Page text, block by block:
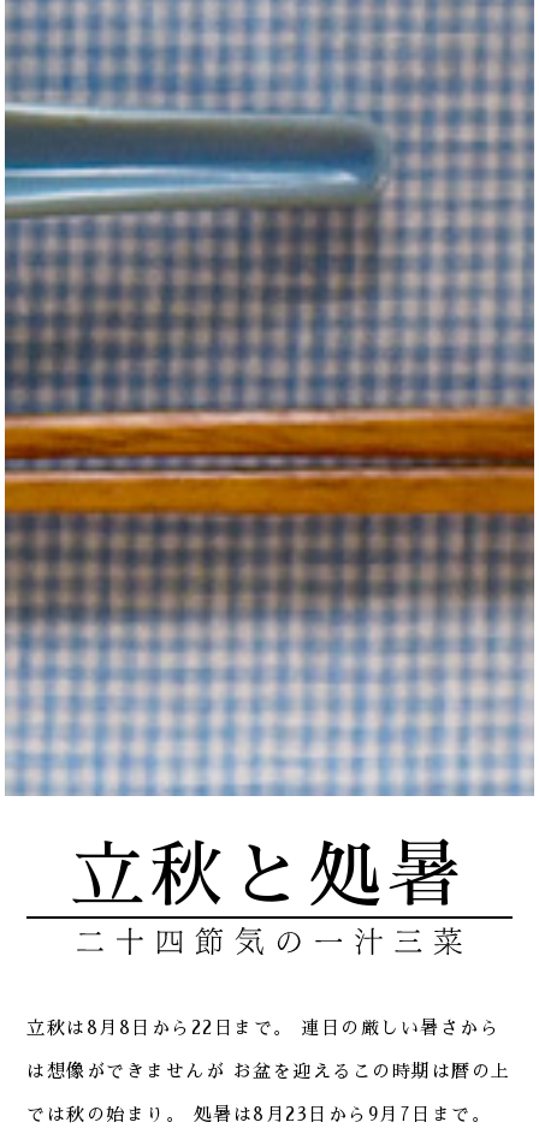
立秋と処暑
立秋は8月8日から22日まで。 連日の厳しい暑さから
は想像ができませんが お盆を迎えるこの時期は暦の上
では秋の始まり。 処暑は8月23日から9月7日まで。